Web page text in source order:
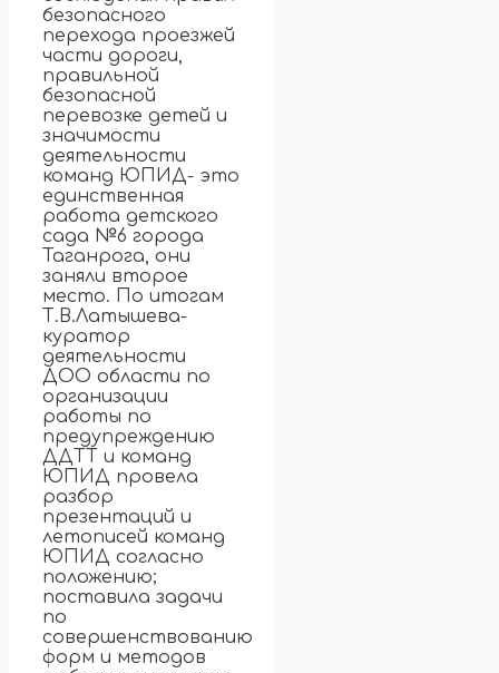
безопасного
перехода проезжей
части дороги,
правильной
безопасной
перевозке детей и
значимости
деятельности
команд ЮПИД- это
единственная
работа детского
сада №6 города
Таганрога, они
заняли второе
место. По итогам
Т.В.Латышева-
куратор
деятельности
ДОО области по
организации
работы по
предупреждению
ДДТТ и команд
ЮПИД провела
разбор
презентаций и
летописей команд
ЮПИД согласно
положению;
поставила задачи
по
совершенствованию
форм и методов